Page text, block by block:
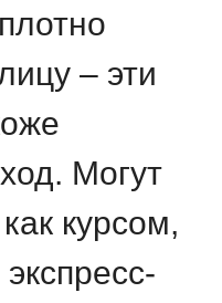
– эти
Могут
курсом,